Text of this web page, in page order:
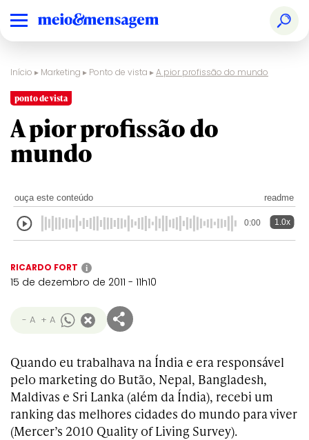
Início ▸ Marketing ▸ Ponto de vista ▸A pior profissão do mundo
ponto de vista
A pior profissão do
mundo
ouça este conteúdo readme
0:00 1.0x
RICARDO FORT i
15 de dezembro de 2011 - 11h10
- A + A
Quando eu trabalhava na Índia e era responsável
pelo marketing do Butão, Nepal, Bangladesh,
Maldivas e Sri Lanka (além da Índia), recebi um
ranking das melhores cidades do mundo para viver
(Mercer’s 2010 Quality of Living Survey).